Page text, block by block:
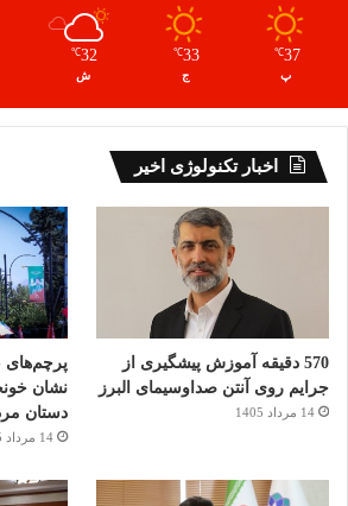
37
℃
پ
33
℃
ج
32
℃
ش
اخبار تکنولوژی اخیر
570 دقیقه آموزش پیشگیری از
جرایم روی آنتن صداوسیمای البرز
14 مرداد 1405
پرچم‌های
نشان
دستان
14 مرداد 1405